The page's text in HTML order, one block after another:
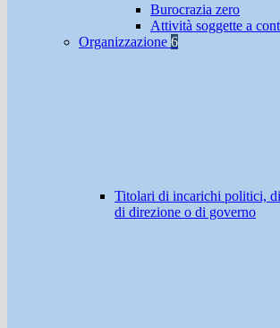
Burocrazia zero
Attività soggette a
Organizzazione 6
Titolari di incarichi politici,
di direzione o di governo